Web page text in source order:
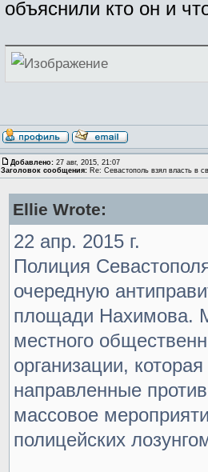
объяснили кто он и
Добавлено: 27 авг, 2015, 21:07
Заголовок сообщения: Re: Севастополь взял власть в
Ellie Wrote:
22 апр. 2015 г.
Полиция
очередную
площади Нахимова.
местного
организации,
направленные
массовое
полицейских